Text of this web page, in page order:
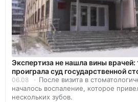
Экспертиза не нашла вины врачей:
проиграла суд государственной
06.08
После визита в
началось воспаление, которое
нескольких зубов.